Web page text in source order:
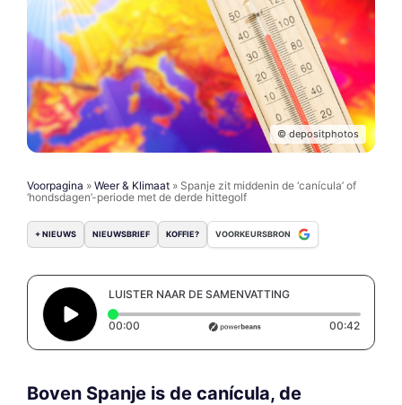
© depositphotos
Voorpagina » Weer & Klimaat » Spanje zit middenin de ‘canícula’ of
‘hondsdagen’-periode met de derde hittegolf
+ NIEUWS NIEUWSBRIEF KOFFIE? VOORKEURSBRON
LUISTER NAAR DE SAMENVATTING
00:00 Elapsed time: 0 seconds 00:42
Boven Spanje is de canícula, de